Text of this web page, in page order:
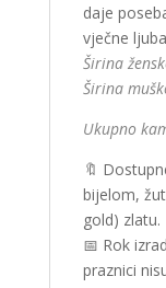
daje
vječne
Širina
Širina
Ukupno
🔖
bijelom,
gold) zlatu.
📅 Rok
praznici